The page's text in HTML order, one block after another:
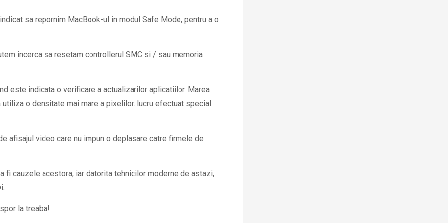
sa repornim MacBook-ul in modul Safe Mode, pentru a o
incerca sa resetam controllerul SMC si / sau memoria
este indicata o verificare a actualizarilor aplicatiilor. Marea
o densitate mai mare a pixelilor, lucru efectuat special
afisajul video care nu impun o deplasare catre firmele de
fi cauzele acestora, iar datorita tehnicilor moderne de astazi,
la treaba!